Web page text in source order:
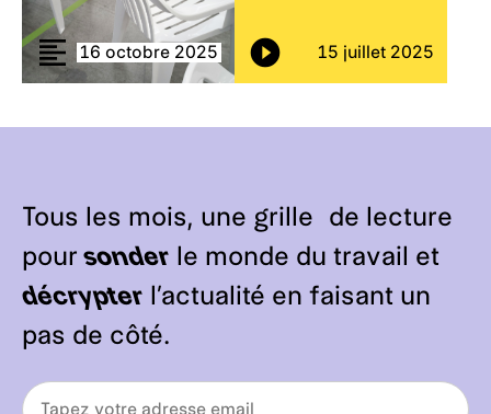
16 octobre 2025 15 juillet 2025
Tous les mois, une grille de lecture
pour sonder le monde du travail et
décrypter l’actualité en faisant un
pas de côté.